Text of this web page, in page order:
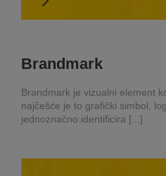
Brandmark
Brandmark je vizualni element
najčešće je to grafički simbol,
jednoznačno identificira [...]